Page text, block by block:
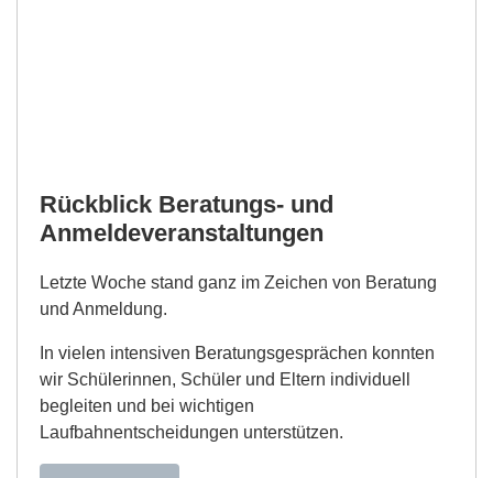
Rückblick Beratungs- und
Anmeldeveranstaltungen
Letzte Woche stand ganz im Zeichen von Beratung
und Anmeldung.
In vielen intensiven Beratungsgesprächen konnten
wir Schülerinnen, Schüler und Eltern individuell
begleiten und bei wichtigen
Laufbahnentscheidungen unterstützen.